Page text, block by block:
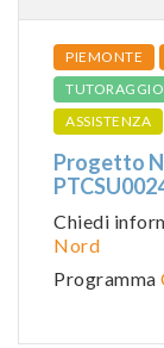
PIEMONTE
TUTORAGGIO
ASSISTENZA
Progetto
Chiedi
Nord
Programma